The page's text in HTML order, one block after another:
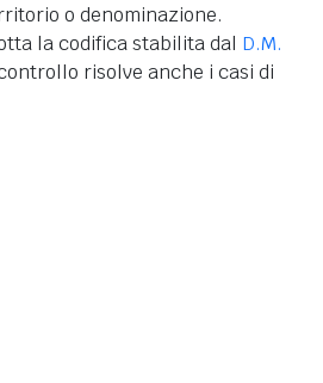
o denominazione.
la codifica stabilita dal D.M.
risolve anche i casi di